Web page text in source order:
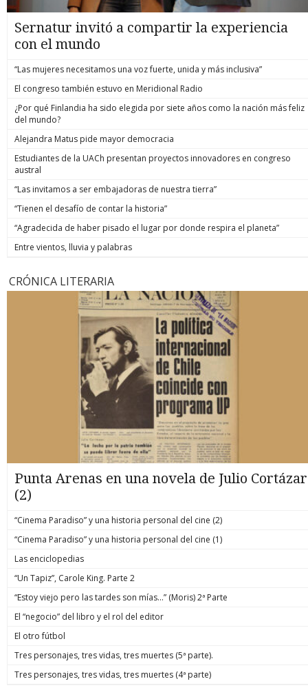
Sernatur invitó a compartir la experiencia
con el mundo
“Las mujeres necesitamos una voz fuerte, unida y más inclusiva”
El congreso también estuvo en Meridional Radio
¿Por qué Finlandia ha sido elegida por siete años como la nación más feliz
del mundo?
Alejandra Matus pide mayor democracia
Estudiantes de la UACh presentan proyectos innovadores en congreso
austral
“Las invitamos a ser embajadoras de nuestra tierra”
“Tienen el desafío de contar la historia”
“Agradecida de haber pisado el lugar por donde respira el planeta”
Entre vientos, lluvia y palabras
CRÓNICA LITERARIA
Punta Arenas en una novela de Julio Cortázar
(2)
“Cinema Paradiso” y una historia personal del cine (2)
“Cinema Paradiso” y una historia personal del cine (1)
Las enciclopedias
“Un Tapiz”, Carole King. Parte 2
“Estoy viejo pero las tardes son mías…” (Moris) 2ª Parte
El “negocio” del libro y el rol del editor
El otro fútbol
Tres personajes, tres vidas, tres muertes (5ª parte).
Tres personajes, tres vidas, tres muertes (4ª parte)